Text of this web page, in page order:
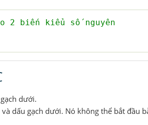
2 biến kiểu số nguyên
dưới.
dấu gạch dưới. Nó không thể bắt đầu